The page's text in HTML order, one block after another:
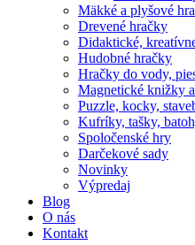
Mäkké a plyšové
Drevené hračky
Didaktické,
Hudobné hračky
Hračky do vody,
Magnetické knižky
Puzzle, kocky,
Kufríky, tašky,
Spoločenské hry
Darčekové sady
Novinky
Výpredaj
Blog
O nás
Kontakt